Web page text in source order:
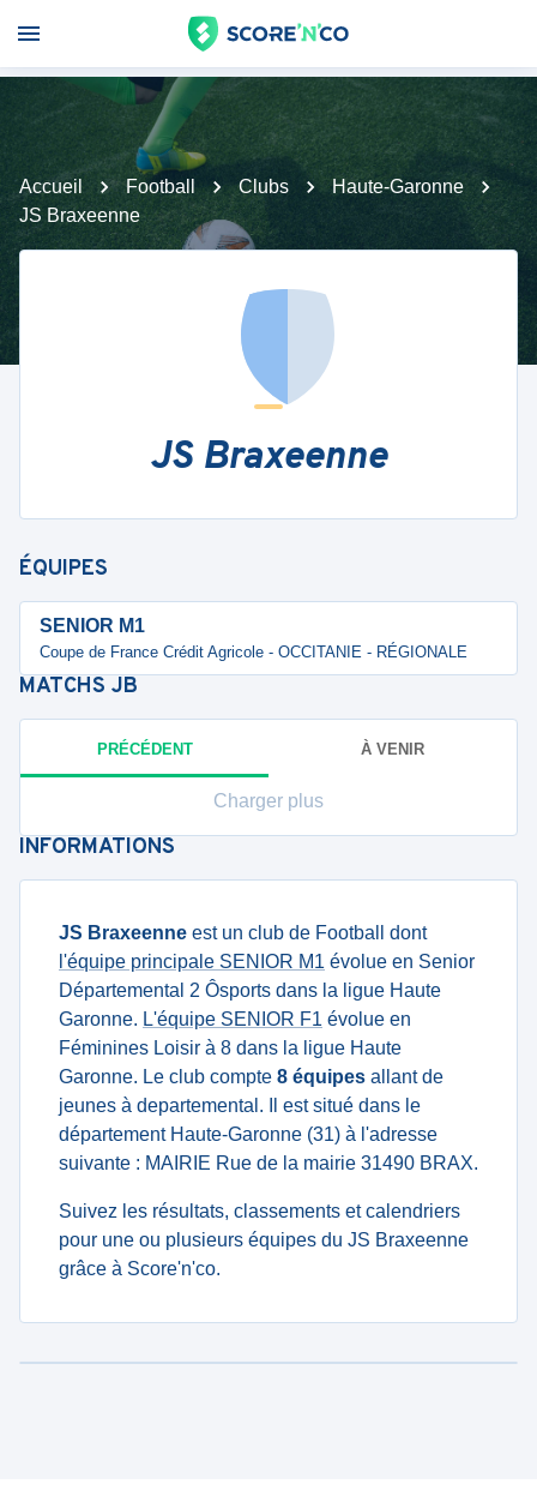
Accueil Football Clubs
Haute-Garonne
JS Braxeenne
JS Braxeenne
ÉQUIPES
SENIOR M1
Coupe de France Crédit Agricole - OCCITANIE - RÉGIONALE
MATCHS JB
PRÉCÉDENT À VENIR
Charger plus
INFORMATIONS
JS Braxeenne est un club de Football dont
l'équipe principale SENIOR M1 évolue en Senior
Départemental 2 Ôsports dans la ligue Haute
Garonne. L'équipe SENIOR F1 évolue en
Féminines Loisir à 8 dans la ligue Haute
Garonne. Le club compte 8 équipes allant de
jeunes à departemental. Il est situé dans le
département Haute-Garonne (31) à l'adresse
suivante : MAIRIE Rue de la mairie 31490 BRAX.
Suivez les résultats, classements et calendriers
pour une ou plusieurs équipes du JS Braxeenne
grâce à Score'n'co.